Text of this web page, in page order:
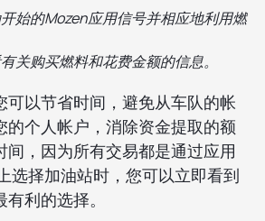
始的Mozen应用信号并相应地利用燃
关购买燃料和花费金额的信息。
可以节省时间，避免从车队的帐
的个人帐户，消除资金提取的额
间，因为所有交易都是通过应用
选择加油站时，您可以立即看到
利的选择。